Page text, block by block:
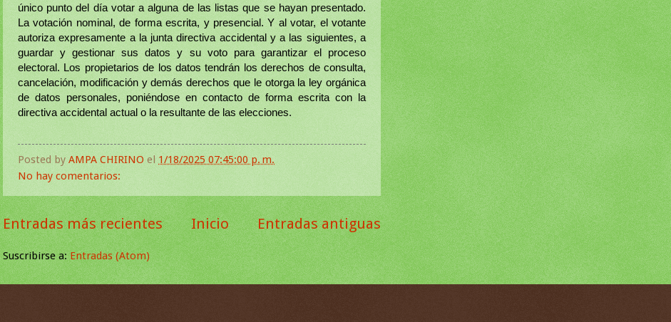
único punto del día votar a alguna de las listas que se hayan presentado.
La votación nominal, de forma escrita, y presencial. Y al votar, el votante
autoriza expresamente a la junta directiva accidental y a las siguientes, a
guardar y gestionar sus datos y su voto para garantizar el proceso
electoral. Los propietarios de los datos tendrán los derechos de consulta,
cancelación, modificación y demás derechos que le otorga la ley orgánica
de datos personales, poniéndose en contacto de forma escrita con la
directiva accidental actual o la resultante de las elecciones.
Posted by AMPA CHIRINO el 1/18/2025 07:45:00 p. m.
No hay comentarios:
Entradas más recientes Entradas antiguas
Inicio
Suscribirse a:Entradas (Atom)